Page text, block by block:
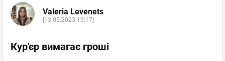
Valeria Levenets
[13.05.2023 19:17]
Кур'єр вимагає гроші